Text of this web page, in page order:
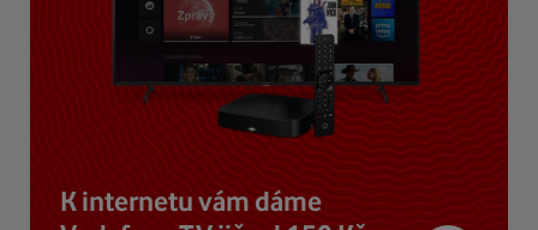
K internetu vám dáme